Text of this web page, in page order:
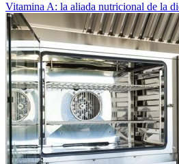
Vitamina A: la aliada nutricional de la